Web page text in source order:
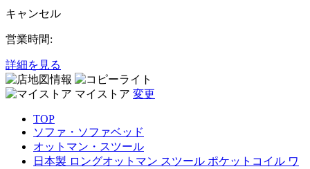
キャンセル
営業時間:
詳細を見る
マイストア 変更
TOP
ソファ・ソファベッド
オットマン・スツール
日本製 ロングオットマン スツール ポケットコイル ワ